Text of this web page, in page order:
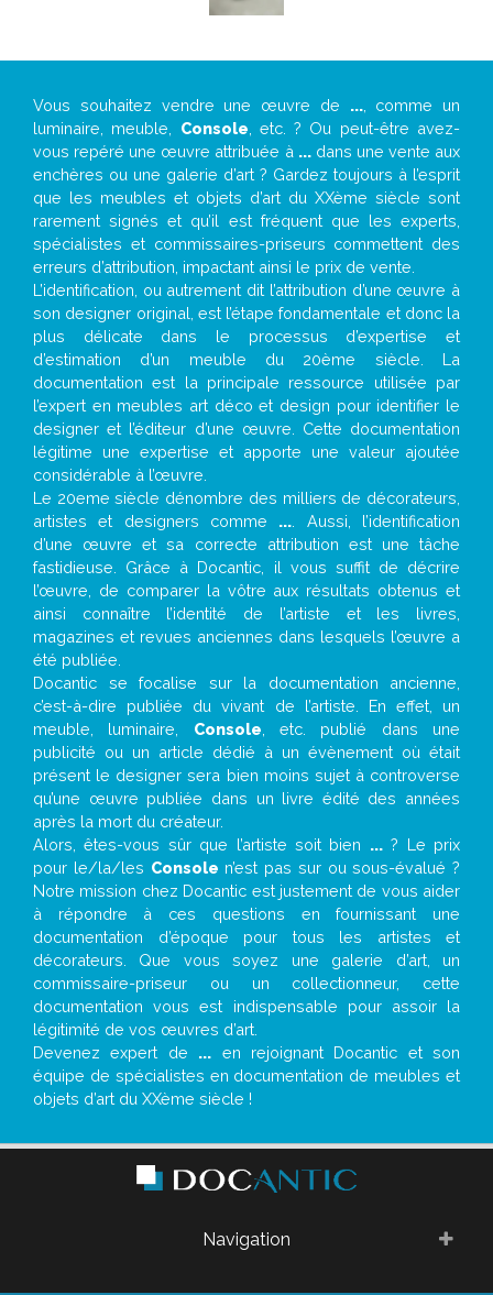
Vous souhaitez vendre une œuvre de ..., comme un
luminaire, meuble, Console , etc. ? Ou peut-être avez-
vous repéré une œuvre attribuée à ...dans une vente aux
enchères ou une galerie d’art ? Gardez toujours à l’esprit
que les meubles et objets d’art du XXème siècle sont
rarement signés et qu’il est fréquent que les experts,
spécialistes et commissaires-priseurs commettent des
erreurs d’attribution, impactant ainsi le prix de vente.
L’identification, ou autrement dit l’attribution d’une œuvre à
son designer original, est l’étape fondamentale et donc la
plus délicate dans le processus d’expertise et
d’estimation d’un meuble du 20ème siècle. La
documentation est la principale ressource utilisée par
l’expert en meubles art déco et design pour identifier le
designer et l’éditeur d’une œuvre. Cette documentation
légitime une expertise et apporte une valeur ajoutée
considérable à l’œuvre.
Le 20eme siècle dénombre des milliers de décorateurs,
artistes et designers comme ... . Aussi, l’identification
d’une œuvre et sa correcte attribution est une tâche
fastidieuse. Grâce à Docantic, il vous suffit de décrire
l’œuvre, de comparer la vôtre aux résultats obtenus et
ainsi connaître l’identité de l’artiste et les livres,
magazines et revues anciennes dans lesquels l’œuvre a
été publiée.
Docantic se focalise sur la documentation ancienne,
c’est-à-dire publiée du vivant de l’artiste. En effet, un
meuble, luminaire, Console , etc. publié dans une
publicité ou un article dédié à un évènement où était
présent le designer sera bien moins sujet à controverse
qu’une œuvre publiée dans un livre édité des années
après la mort du créateur.
Alors, êtes-vous sûr que l’artiste soit bien ...? Le prix
pour le/la/les Console n’est pas sur ou sous-évalué ?
Notre mission chez Docantic est justement de vous aider
à répondre à ces questions en fournissant une
documentation d’époque pour tous les artistes et
décorateurs. Que vous soyez une galerie d’art, un
commissaire-priseur ou un collectionneur, cette
documentation vous est indispensable pour assoir la
légitimité de vos œuvres d’art.
Devenez expert de ... en rejoignant Docantic et son
équipe de spécialistes en documentation de meubles et
objets d’art du XXème siècle !
Navigation